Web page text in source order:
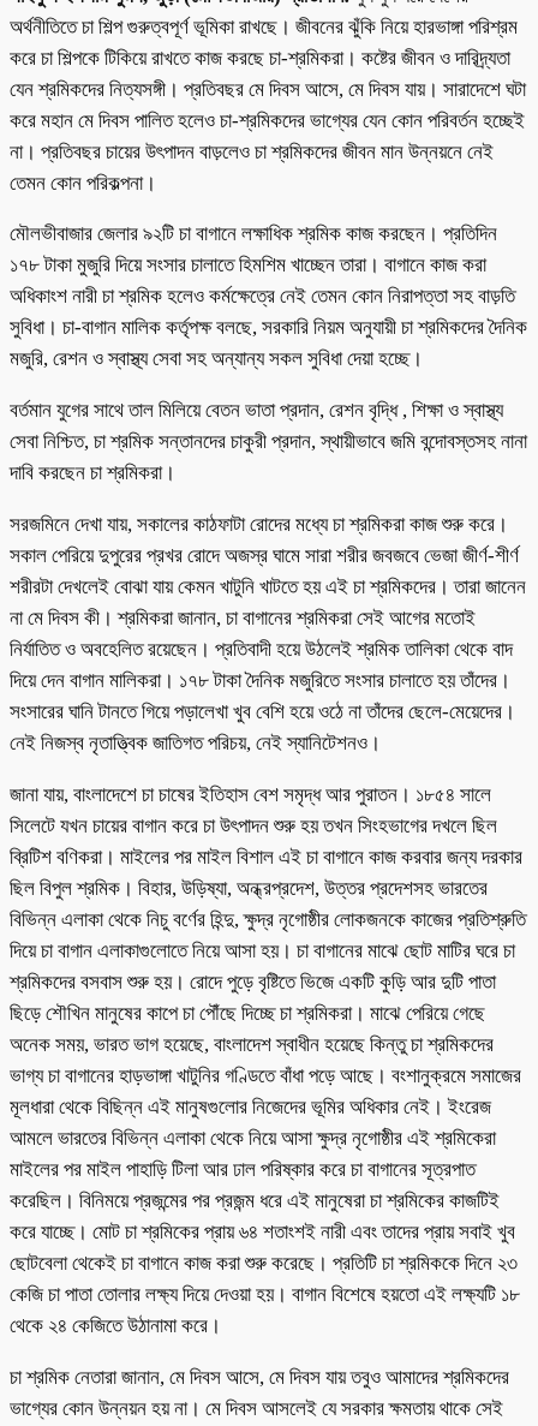
অর্থনীতিতে চা শিল্প গুরুত্বপূর্ণ ভূমিকা রাখছে। জীবনের ঝুঁকি নিয়ে হারভাঙ্গা পরিশ্রম
করে চা শিল্পকে টিকিয়ে রাখতে কাজ করছে চা-শ্রমিকরা। কষ্টের জীবন ও দারিদ্র্যতা
যেন শ্রমিকদের নিত্যসঙ্গী। প্রতিবছর মে দিবস আসে, মে দিবস যায়। সারাদেশে ঘটা
করে মহান মে দিবস পালিত হলেও চা-শ্রমিকদের ভাগ্যের যেন কোন পরিবর্তন হচ্ছেই
না। প্রতিবছর চায়ের উৎপাদন বাড়লেও চা শ্রমিকদের জীবন মান উন্নয়নে নেই
তেমন কোন পরিকল্পনা।
মৌলভীবাজার জেলার ৯২টি চা বাগানে লক্ষাধিক শ্রমিক কাজ করছেন। প্রতিদিন
১৭৮ টাকা মুজুরি দিয়ে সংসার চালাতে হিমশিম খাচ্ছেন তারা। বাগানে কাজ করা
অধিকাংশ নারী চা শ্রমিক হলেও কর্মক্ষেত্রে নেই তেমন কোন নিরাপত্তা সহ বাড়তি
সুবিধা। চা-বাগান মালিক কর্তৃপক্ষ বলছে, সরকারি নিয়ম অনুযায়ী চা শ্রমিকদের দৈনিক
মজুরি, রেশন ও স্বাস্থ্য সেবা সহ অন্যান্য সকল সুবিধা দেয়া হচ্ছে।
বর্তমান যুগের সাথে তাল মিলিয়ে বেতন ভাতা প্রদান, রেশন বৃদ্ধি , শিক্ষা ও স্বাস্থ্য
সেবা নিশ্চিত, চা শ্রমিক সন্তানদের চাকুরী প্রদান, স্থায়ীভাবে জমি বন্দোবস্তসহ নানা
দাবি করছেন চা শ্রমিকরা।
সরজমিনে দেখা যায়, সকালের কাঠফাটা রোদের মধ্যে চা শ্রমিকরা কাজ শুরু করে।
সকাল পেরিয়ে দুপুরের প্রখর রোদে অজস্র ঘামে সারা শরীর জবজবে ভেজা জীর্ণ-শীর্ণ
শরীরটা দেখলেই বোঝা যায় কেমন খাটুনি খাটতে হয় এই চা শ্রমিকদের। তারা জানেন
না মে দিবস কী। শ্রমিকরা জানান, চা বাগানের শ্রমিকরা সেই আগের মতোই
নির্যাতিত ও অবহেলিত রয়েছেন। প্রতিবাদী হয়ে উঠলেই শ্রমিক তালিকা থেকে বাদ
দিয়ে দেন বাগান মালিকরা। ১৭৮ টাকা দৈনিক মজুরিতে সংসার চালাতে হয় তাঁদের।
সংসারের ঘানি টানতে গিয়ে পড়ালেখা খুব বেশি হয়ে ওঠে না তাঁদের ছেলে-মেয়েদের।
নেই নিজস্ব নৃতাত্ত্বিক জাতিগত পরিচয়, নেই স্যানিটেশনও।
জানা যায়, বাংলাদেশে চা চাষের ইতিহাস বেশ সমৃদ্ধ আর পুরাতন। ১৮৫৪ সালে
সিলেটে যখন চায়ের বাগান করে চা উৎপাদন শুরু হয় তখন সিংহভাগের দখলে ছিল
ব্রিটিশ বণিকরা। মাইলের পর মাইল বিশাল এই চা বাগানে কাজ করবার জন্য দরকার
ছিল বিপুল শ্রমিক। বিহার, উড়িষ্যা, অন্ধ্রপ্রদেশ, উত্তর প্রদেশসহ ভারতের
বিভিন্ন এলাকা থেকে নিচু বর্ণের হিন্দু, ক্ষুদ্র নৃগোষ্ঠীর লোকজনকে কাজের প্রতিশ্রুতি
দিয়ে চা বাগান এলাকাগুলোতে নিয়ে আসা হয়। চা বাগানের মাঝে ছোট মাটির ঘরে চা
শ্রমিকদের বসবাস শুরু হয়। রোদে পুড়ে বৃষ্টিতে ভিজে একটি কুড়ি আর দুটি পাতা
ছিড়ে শৌখিন মানুষের কাপে চা পৌঁছে দিচ্ছে চা শ্রমিকরা। মাঝে পেরিয়ে গেছে
অনেক সময়, ভারত ভাগ হয়েছে, বাংলাদেশ স্বাধীন হয়েছে কিন্তু চা শ্রমিকদের
ভাগ্য চা বাগানের হাড়ভাঙ্গা খাটুনির গণ্ডিতে বাঁধা পড়ে আছে। বংশানুক্রমে সমাজের
মূলধারা থেকে বিছিন্ন এই মানুষগুলোর নিজেদের ভূমির অধিকার নেই। ইংরেজ
আমলে ভারতের বিভিন্ন এলাকা থেকে নিয়ে আসা ক্ষুদ্র নৃগোষ্ঠীর এই শ্রমিকেরা
মাইলের পর মাইল পাহাড়ি টিলা আর ঢাল পরিষ্কার করে চা বাগানের সূত্রপাত
করেছিল। বিনিময়ে প্রজন্মের পর প্রজন্ম ধরে এই মানুষেরা চা শ্রমিকের কাজটিই
করে যাচ্ছে। মোট চা শ্রমিকের প্রায় ৬৪ শতাংশই নারী এবং তাদের প্রায় সবাই খুব
ছোটবেলা থেকেই চা বাগানে কাজ করা শুরু করেছে। প্রতিটি চা শ্রমিককে দিনে ২৩
কেজি চা পাতা তোলার লক্ষ্য দিয়ে দেওয়া হয়। বাগান বিশেষে হয়তো এই লক্ষ্যটি ১৮
থেকে ২৪ কেজিতে উঠানামা করে।
চা শ্রমিক নেতারা জানান, মে দিবস আসে, মে দিবস যায় তবুও আমাদের শ্রমিকদের
ভাগ্যের কোন উন্নয়ন হয় না। মে দিবস আসলেই যে সরকার ক্ষমতায় থাকে সেই